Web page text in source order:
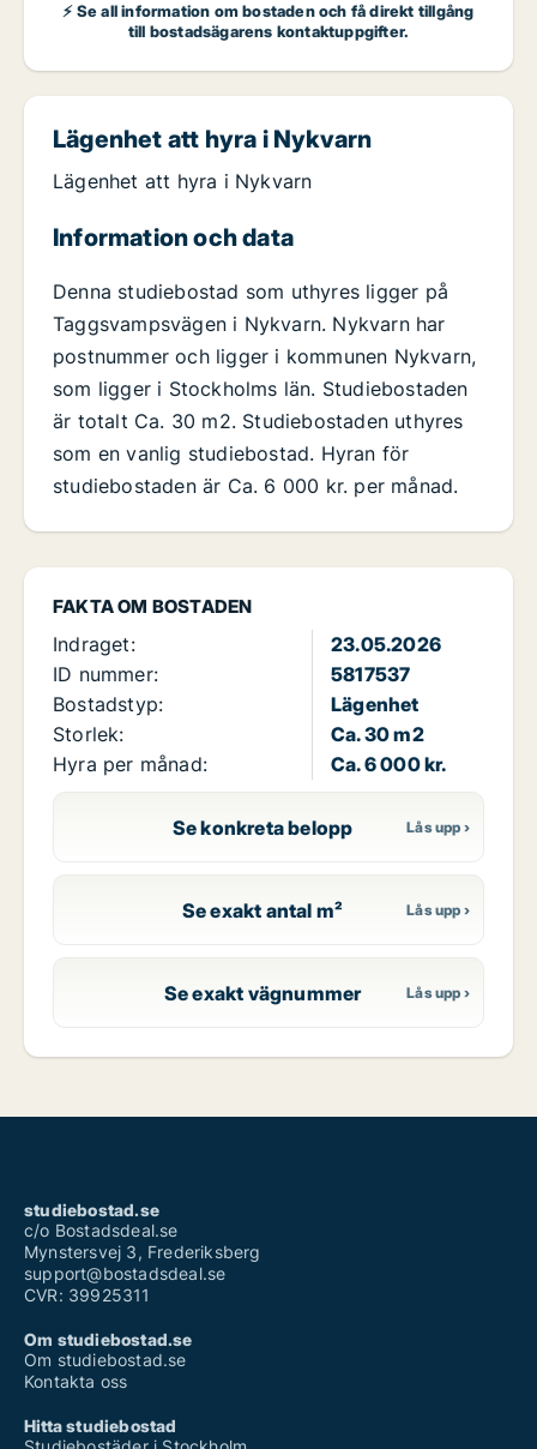
⚡ Se all information om bostaden och få direkt tillgång
till bostadsägarens kontaktuppgifter.
FAKTA OM BOSTADEN
Indraget:
23.05.2026
ID nummer:
5817537
Bostadstyp:
Lägenhet
Storlek:
Ca. 30 m2
Hyra per månad:
Ca. 6 000 kr.
Se konkreta belopp
Se exakt antal m²
Se exakt vägnummer
Lägenhet att hyra i Nykvarn
Lägenhet att hyra i Nykvarn
Information och data
Denna studiebostad som uthyres ligger på
Taggsvampsvägen i Nykvarn. Nykvarn har
postnummer och ligger i kommunen Nykvarn,
som ligger i Stockholms län. Studiebostaden
är totalt Ca. 30 m2. Studiebostaden uthyres
som en vanlig studiebostad. Hyran för
studiebostaden är Ca. 6 000 kr. per månad.
studiebostad.se
c/o Bostadsdeal.se
Mynstersvej 3, Frederiksberg
support@bostadsdeal.se
CVR: 39925311
Om studiebostad.se
Om studiebostad.se
Kontakta oss
Hitta studiebostad